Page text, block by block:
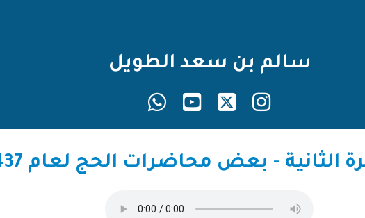
سالم بن سعد الطويل
الثانية - بعض محاضرات الحج لعام 1437